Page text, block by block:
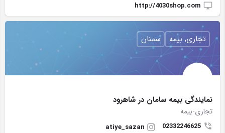
http://4030shop.com
نمایندگی بیمه سامان در شاهرود
تجاری-بیمه
02332246625
atiye_sazan
تجاری, بیمه سمنان